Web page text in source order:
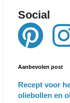
Social
Aanbevolen post
Recept voor
oliebollen en